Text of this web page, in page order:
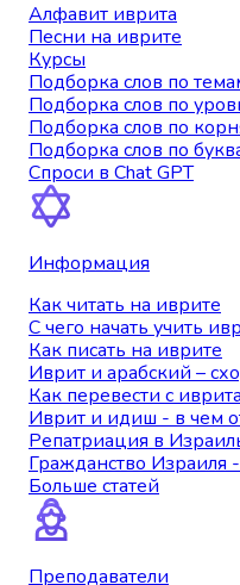
Алфавит иврита
Песни на иврите
Курсы
Подборка слов по
Подборка слов по
Подборка слов по
Подборка слов по
Спроси в Chat GPT
Информация
Как читать на иврите
С чего начать учить
Как писать на иврите
Иврит и арабский –
Как перевести с
Иврит и идиш - в чем
Репатриация в
Гражданство Израиля
Больше статей
Преподаватели